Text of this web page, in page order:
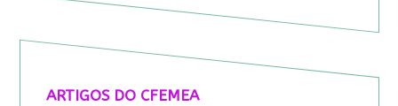
ARTIGOS DO CFEMEA